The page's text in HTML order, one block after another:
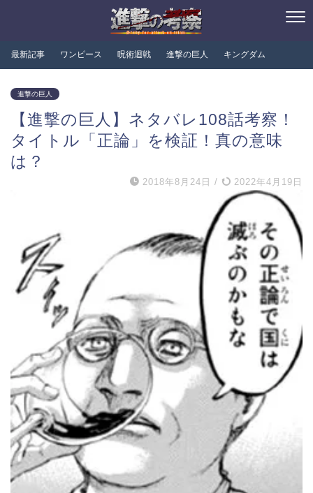
最新記事 ワンピース 呪術迴戦 進撃の巨人 キングダム
進撃の巨人
【進撃の巨人】ネタバレ108話考察！
タイトル「正論」を検証！真の意味
は？
2018年8月24日 / 2022年4月19日